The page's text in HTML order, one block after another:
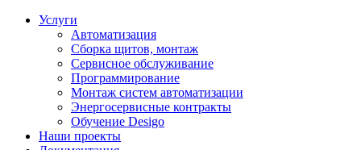
Услуги
Автоматизация
Сборка щитов, монтаж
Сервисное обслуживание
Программирование
Монтаж систем автоматизации
Энергосервисные контракты
Обучение Desigo
Наши проекты